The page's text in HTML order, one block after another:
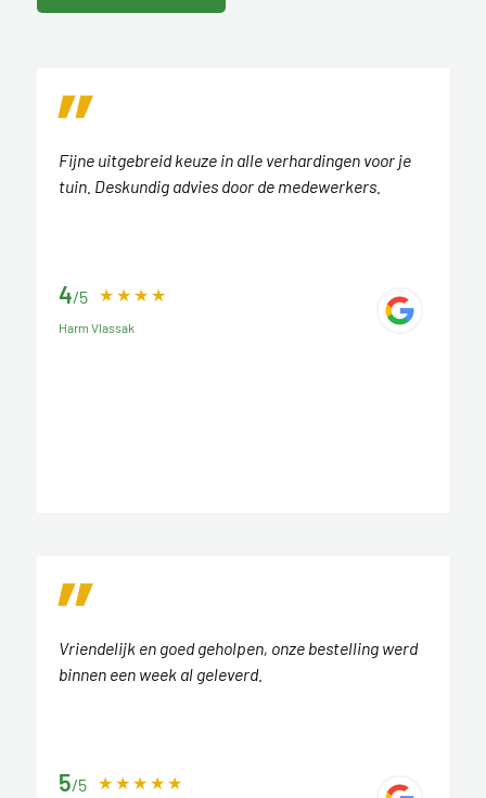
Fijne uitgebreid keuze in alle verhardingen voor je
tuin. Deskundig advies door de medewerkers.
4/5
Harm Vlassak
Vriendelijk en goed geholpen, onze bestelling werd
binnen een week al geleverd.
5/5